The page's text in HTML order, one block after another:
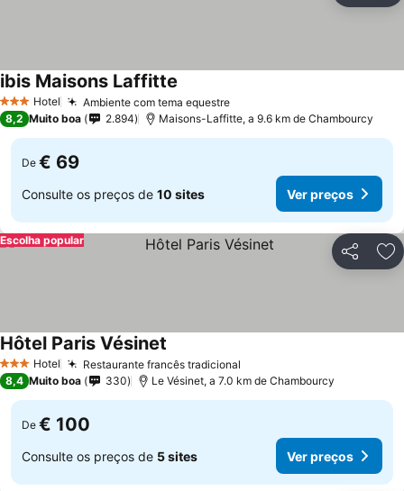
3 EstrelasHotel Ambiente com tema equestreVer preços
ibis Maisons Laffitte
8,2 Muito boa 2.894 Maisons-Laffitte, a 9.6 km de Chambourcy
De € 69
Consulte os preços de 10 sites Ver preços
Partilhar
Escolha popular
3 EstrelasHotel Restaurante francês tradicional
Hôtel Paris Vésinet
8,4 Muito boa 330 Le Vésinet, a 7.0 km de Chambourcy
De € 100
Consulte os preços de 5 sites Ver preços